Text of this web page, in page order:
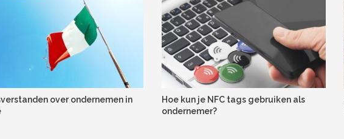
over ondernemen in
Hoe kun je NFC tags gebruiken als
ondernemer?